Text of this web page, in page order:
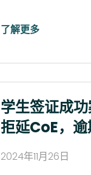
了解更多
学生签证成
拒延CoE，
2024年11月26日